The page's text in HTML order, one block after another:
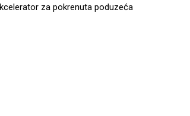
za pokrenuta poduzeća